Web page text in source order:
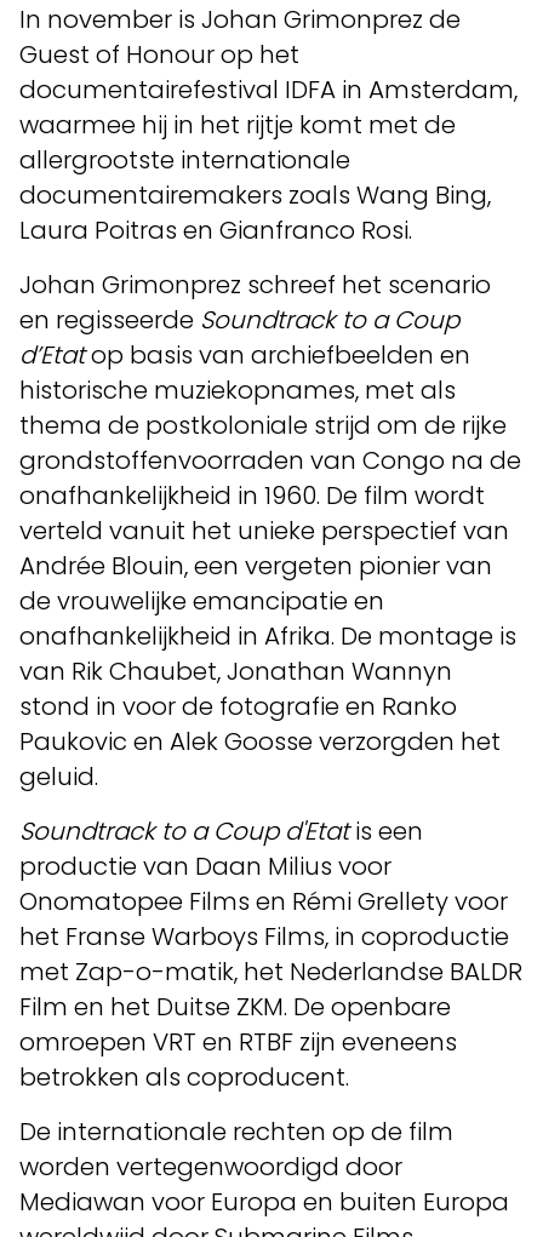
In november is Johan Grimonprez de
Guest of Honour op het
documentairefestival IDFA in Amsterdam,
waarmee hij in het rijtje komt met de
allergrootste internationale
documentairemakers zoals Wang Bing,
Laura Poitras en Gianfranco Rosi.
Johan Grimonprez schreef het scenario
en regisseerde Soundtrack to a Coup
d’Etatop basis van archiefbeelden en
historische muziekopnames, met als
thema de postkoloniale strijd om de rijke
grondstoffenvoorraden van Congo na de
onafhankelijkheid in 1960. De film wordt
verteld vanuit het unieke perspectief van
Andrée Blouin, een vergeten pionier van
de vrouwelijke emancipatie en
onafhankelijkheid in Afrika. De montage is
van Rik Chaubet, Jonathan Wannyn
stond in voor de fotografie en Ranko
Paukovic en Alek Goosse verzorgden het
geluid.
Soundtrack to a Coup d'Etatis een
productie van Daan Milius voor
Onomatopee Films en Rémi Grellety voor
het Franse Warboys Films, in coproductie
met Zap-o-matik, het Nederlandse BALDR
Film en het Duitse ZKM. De openbare
omroepen VRT en RTBF zijn eveneens
betrokken als coproducent.
De internationale rechten op de film
worden vertegenwoordigd door
Mediawan voor Europa en buiten Europa